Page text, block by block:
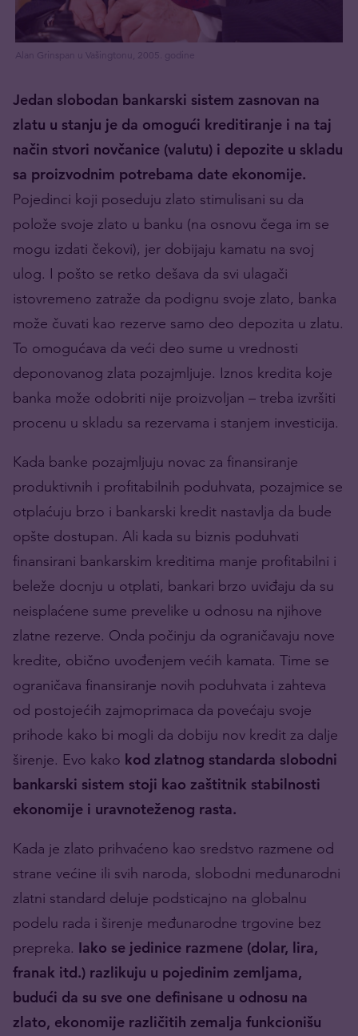
Alan Grinspan u Vašingtonu, 2005. godine
Jedan slobodan bankarski sistem zasnovan na
zlatu u stanju je da omogući kreditiranje i na taj
način stvori novčanice (valutu) i depozite u skladu
sa proizvodnim potrebama date ekonomije.
Pojedinci koji poseduju zlato stimulisani su da
polože svoje zlato u banku (na osnovu čega im se
mogu izdati čekovi), jer dobijaju kamatu na svoj
ulog. I pošto se retko dešava da svi ulagači
istovremeno zatraže da podignu svoje zlato, banka
može čuvati kao rezerve samo deo depozita u zlatu.
To omogućava da veći deo sume u vrednosti
deponovanog zlata pozajmljuje. Iznos kredita koje
banka može odobriti nije proizvoljan – treba izvršiti
procenu u skladu sa rezervama i stanjem investicija.
Kada banke pozajmljuju novac za finansiranje
produktivnih i profitabilnih poduhvata, pozajmice se
otplaćuju brzo i bankarski kredit nastavlja da bude
opšte dostupan. Ali kada su biznis poduhvati
finansirani bankarskim kreditima manje profitabilni i
beleže docnju u otplati, bankari brzo uviđaju da su
neisplaćene sume prevelike u odnosu na njihove
zlatne rezerve. Onda počinju da ograničavaju nove
kredite, obično uvođenjem većih kamata. Time se
ograničava finansiranje novih poduhvata i zahteva
od postojećih zajmoprimaca da povećaju svoje
prihode kako bi mogli da dobiju nov kredit za dalje
širenje. Evo kako kod zlatnog standarda slobodni
bankarski sistem stoji kao zaštitnik stabilnosti
ekonomije i uravnoteženog rasta.
Kada je zlato prihvaćeno kao sredstvo razmene od
strane većine ili svih naroda, slobodni međunarodni
zlatni standard deluje podsticajno na globalnu
podelu rada i širenje međunarodne trgovine bez
prepreka. Iako se jedinice razmene (dolar, lira,
franak itd.) razlikuju u pojedinim zemljama,
budući da su sve one definisane u odnosu na
zlato, ekonomije različitih zemalja funkcionišu